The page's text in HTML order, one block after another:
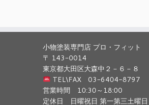
小物塗装専門店 プロ・フィット
〒 143-0014
東京都大田区大森中２－６－８
TEL\FAX 03-6404-8797
営業時間 10:30～18:00
定休日 日曜祝日 第一第三土曜日